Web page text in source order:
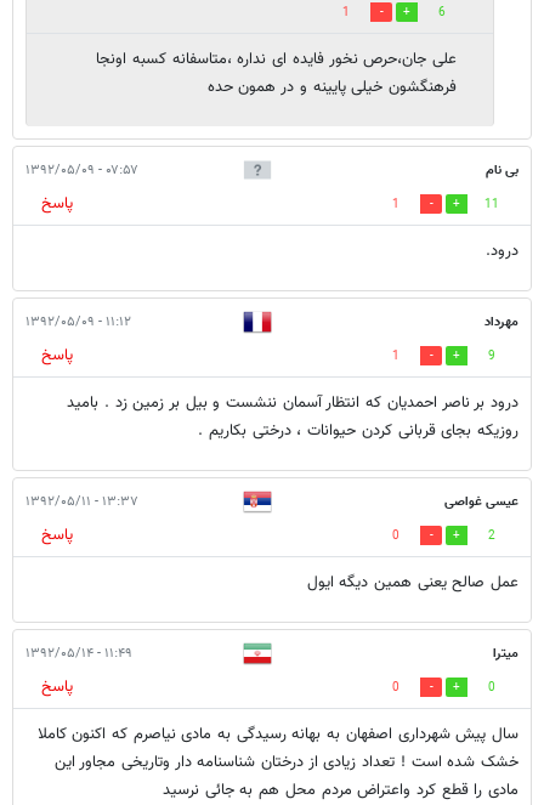
6
1
علی جان،حرص نخور فایده ای نداره ،متاسفانه کسبه اونجا
فرهنگشون خیلی پایینه و در همون حده
بی نام ۰۷:۵۷ - ۱۳۹۲/۰۵/۰۹
11
1
پاسخ
درود.
مهرداد ۱۱:۱۲ - ۱۳۹۲/۰۵/۰۹
9
1
پاسخ
درود بر ناصر احمدیان که انتظار آسمان ننشست و بیل بر زمین زد . بامید
روزیکه بجای قربانی کردن حیوانات ، درختی بکاریم .
عیسی غواصی ۱۳:۳۷ - ۱۳۹۲/۰۵/۱۱
2
0
پاسخ
عمل صالح یعنی همین دیگه ایول
میترا ۱۱:۴۹ - ۱۳۹۲/۰۵/۱۴
0
0
پاسخ
سال پیش شهرداری اصفهان به بهانه رسیدگی به مادی نیاصرم که اکنون کاملا
خشک شده است ! تعداد زیادی از درختان شناسنامه دار وتاریخی مجاور این
مادی را قطع کرد واعتراض مردم محل هم به جائی نرسید